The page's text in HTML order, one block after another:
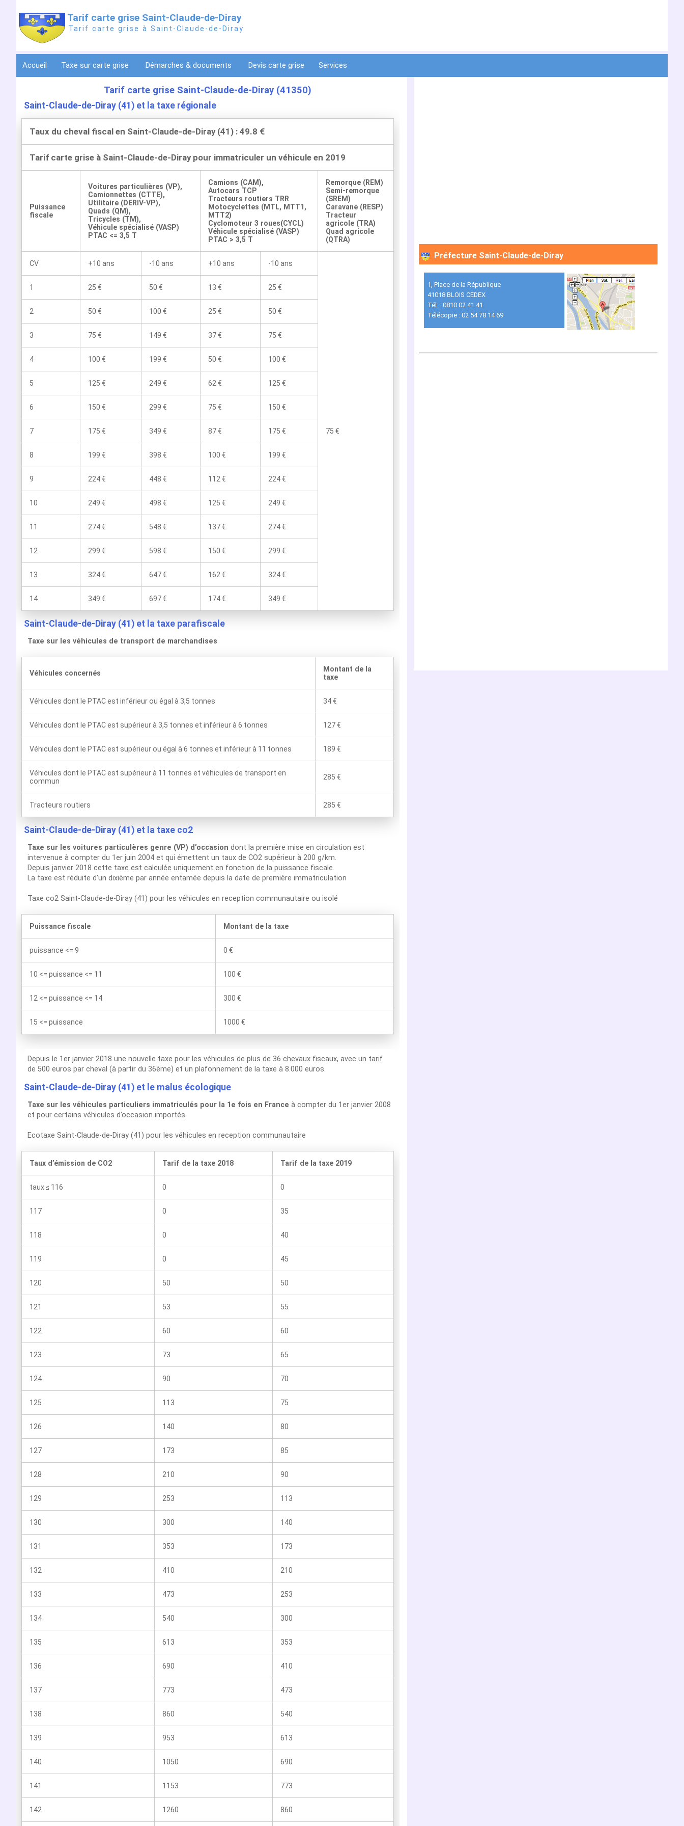
Tarif carte grise Saint-Claude-de-Diray
Tarif carte grise à Saint-Claude-de-Diray
Accueil Taxe sur carte grise Démarches & documents Devis carte grise Services
Tarif carte grise Saint-Claude-de-Diray (41350)
Saint-Claude-de-Diray (41) et la taxe régionale
Taux du cheval fiscal en Saint-Claude-de-Diray (41) : 49.8 €
Tarif carte grise à Saint-Claude-de-Diray pour immatriculer un véhicule en 2019
Puissance
fiscale
Voitures particulières (VP),
Camionnettes (CTTE),
Utilitaire (DERIV-VP),
Quads (QM),
Tricycles (TM),
Véhicule spécialisé (VASP)
PTAC <= 3,5 T
Camions (CAM),
Autocars TCP
Tracteurs routiers TRR
Motocyclettes (MTL, MTT1,
MTT2)
Cyclomoteur 3 roues(CYCL)
Véhicule spécialisé (VASP)
PTAC > 3,5 T
Remorque (REM)
Semi-remorque
(SREM)
Caravane (RESP)
Tracteur
agricole (TRA)
Quad agricole
(QTRA)
CV +10 ans -10 ans +10 ans -10 ans
75 €
1 25 € 50 € 13 € 25 €
2 50 € 100 € 25 € 50 €
3 75 € 149 € 37 € 75 €
4 100 € 199 € 50 € 100 €
5 125 € 249 € 62 € 125 €
6 150 € 299 € 75 € 150 €
7 175 € 349 € 87 € 175 €
8 199 € 398 € 100 € 199 €
9 224 € 448 € 112 € 224 €
10 249 € 498 € 125 € 249 €
11 274 € 548 € 137 € 274 €
12 299 € 598 € 150 € 299 €
13 324 € 647 € 162 € 324 €
14 349 € 697 € 174 € 349 €
Saint-Claude-de-Diray (41) et la taxe parafiscale
Taxe sur les véhicules de transport de marchandises
Véhicules concernés
Montant de la
taxe
Véhicules dont le PTAC est inférieur ou égal à 3,5 tonnes 34 €
Véhicules dont le PTAC est supérieur à 3,5 tonnes et inférieur à 6 tonnes 127 €
Véhicules dont le PTAC est supérieur ou égal à 6 tonnes et inférieur à 11 tonnes 189 €
Véhicules dont le PTAC est supérieur à 11 tonnes et véhicules de transport en
commun
285 €
Tracteurs routiers 285 €
Saint-Claude-de-Diray (41) et la taxe co2
Taxe sur les voitures particulères genre (VP) d’occasion dont la première mise en circulation est
intervenue à compter du 1er juin 2004 et qui émettent un taux de CO2 supérieur à 200 g/km.
Depuis janvier 2018 cette taxe est calculée uniquement en fonction de la puissance fiscale.
La taxe est réduite d'un dixième par année entamée depuis la date de première immatriculation
Taxe co2 Saint-Claude-de-Diray (41) pour les véhicules en reception communautaire ou isolé
Puissance fiscale Montant de la taxe
puissance <= 9 0 €
10 <= puissance <= 11 100 €
12 <= puissance <= 14 300 €
15 <= puissance 1000 €
Depuis le 1er janvier 2018 une nouvelle taxe pour les véhicules de plus de 36 chevaux fiscaux, avec un tarif
de 500 euros par cheval (à partir du 36ème) et un plafonnement de la taxe à 8.000 euros.
Saint-Claude-de-Diray (41) et le malus écologique
Taxe sur les véhicules particuliers immatriculés pour la 1e fois en France à compter du 1er janvier 2008
et pour certains véhicules d’occasion importés.
Ecotaxe Saint-Claude-de-Diray (41) pour les véhicules en reception communautaire
Taux d’émission de CO2 Tarif de la taxe 2018 Tarif de la taxe 2019
taux ≤ 116 0 0
117 0 35
118 0 40
119 0 45
120 50 50
121 53 55
122 60 60
123 73 65
124 90 70
125 113 75
126 140 80
127 173 85
128 210 90
129 253 113
130 300 140
131 353 173
132 410 210
133 473 253
134 540 300
135 613 353
136 690 410
137 773 473
138 860 540
139 953 613
140 1050 690
141 1153 773
142 1260 860
Préfecture Saint-Claude-de-Diray
1, Place de la République
41018 BLOIS CEDEX
Tél. : 0810 02 41 41
Télécopie : 02 54 78 14 69